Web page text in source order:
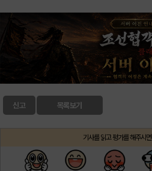
신고 목록보기
기사를 읽고 평가를 해주시면